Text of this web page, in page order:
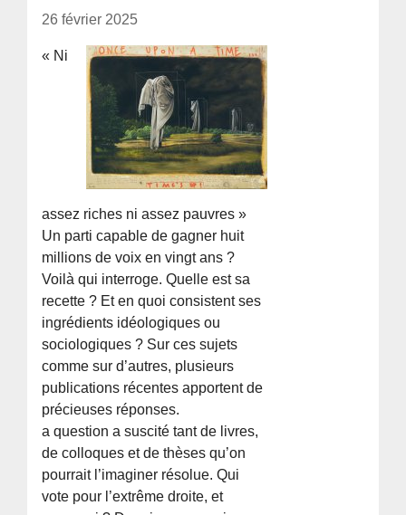
26 février 2025
« Ni
assez riches ni assez pauvres »
Un parti capable de gagner huit
millions de voix en vingt ans ?
Voilà qui interroge. Quelle est sa
recette ? Et en quoi consistent ses
ingrédients idéologiques ou
sociologiques ? Sur ces sujets
comme sur d’autres, plusieurs
publications récentes apportent de
précieuses réponses.
a question a suscité tant de livres,
de colloques et de thèses qu’on
pourrait l’imaginer résolue. Qui
vote pour l’extrême droite, et